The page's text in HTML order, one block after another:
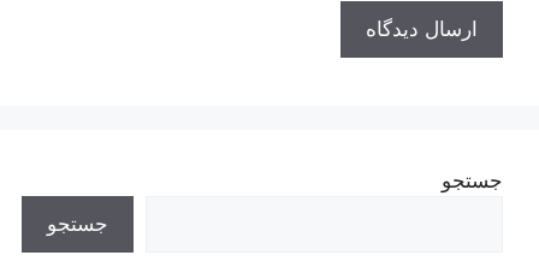
جستجو
جستجو